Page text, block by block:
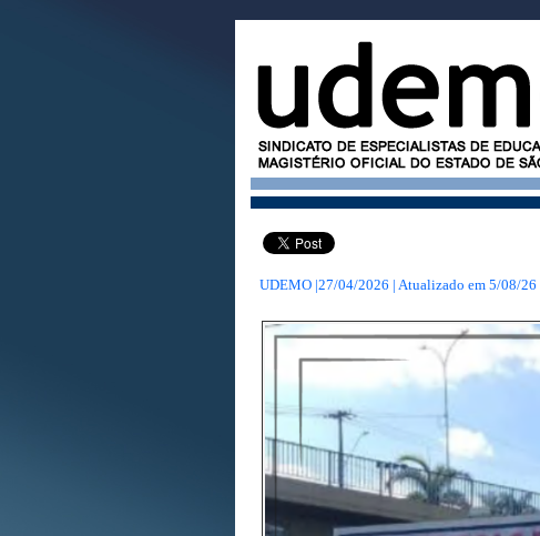
UDEMO |27/04/2026 | Atualizado em 5/08/26